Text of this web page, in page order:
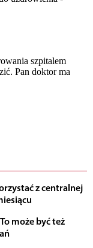
z centralnej
może być też